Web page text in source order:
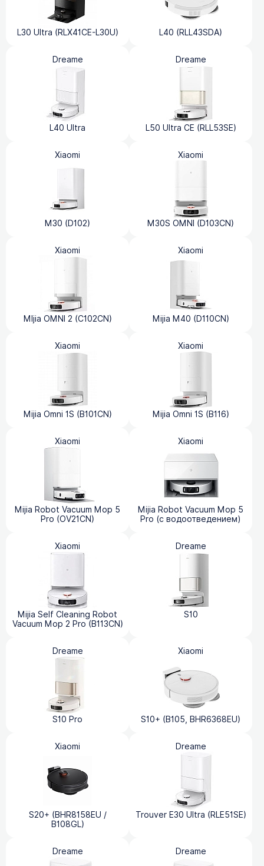
L30 Ultra (RLX41CE-L30U) L40 (RLL43SDA)
Dreame
L40 Ultra
Dreame
L50 Ultra CE (RLL53SE)
Xiaomi
M30 (D102)
Xiaomi
M30S OMNI (D103CN)
Xiaomi
MIjia OMNI 2 (C102CN)
Xiaomi
Mijia M40 (D110CN)
Xiaomi
Mijia Omni 1S (B101CN)
Xiaomi
Mijia Omni 1S (B116)
Xiaomi
Mijia Robot Vacuum Mop 5
Pro (OV21CN)
Xiaomi
Mijia Robot Vacuum Mop 5
Pro (с водоотведением)
Xiaomi
Mijia Self Cleaning Robot
Vacuum Mop 2 Pro (B113CN)
Dreame
S10
Dreame
S10 Pro
Xiaomi
S10+ (B105, BHR6368EU)
Xiaomi
S20+ (BHR8158EU /
B108GL)
Dreame
Trouver E30 Ultra (RLE51SE)
Dreame Dreame